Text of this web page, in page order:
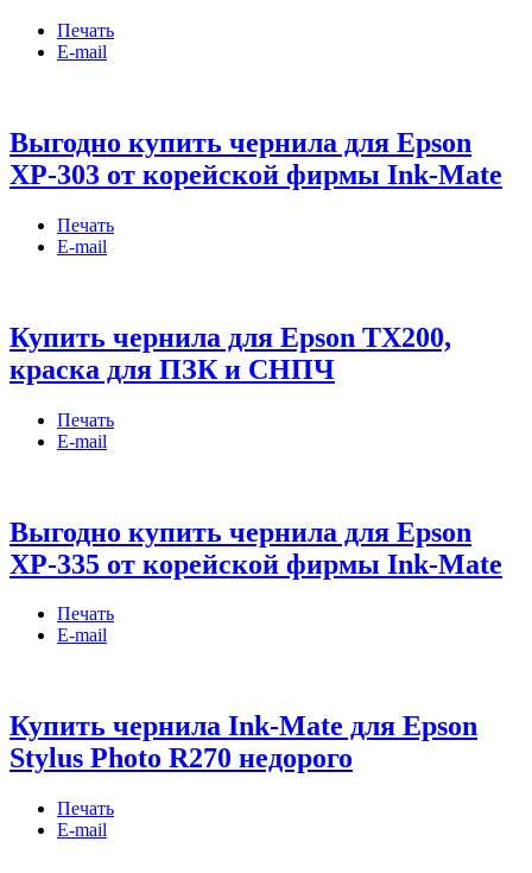
Печать
E-mail
Выгодно купить чернила для Epson
XP-303 от корейской фирмы Ink-Mate
Печать
E-mail
Купить чернила для Epson TX200,
краска для ПЗК и СНПЧ
Печать
E-mail
Выгодно купить чернила для Epson
XP-335 от корейской фирмы Ink-Mate
Печать
E-mail
Купить чернила Ink-Mate для Epson
Stylus Photo R270 недорого
Печать
E-mail